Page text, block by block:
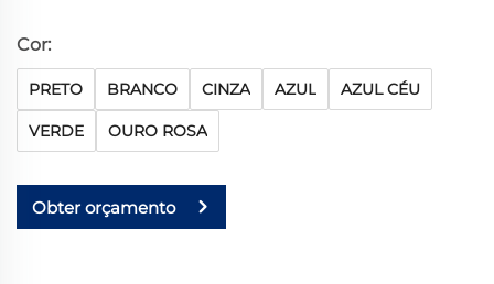
Cor:
PRETO BRANCO CINZA AZUL AZUL CÉU
VERDE OURO ROSA
Obter orçamento